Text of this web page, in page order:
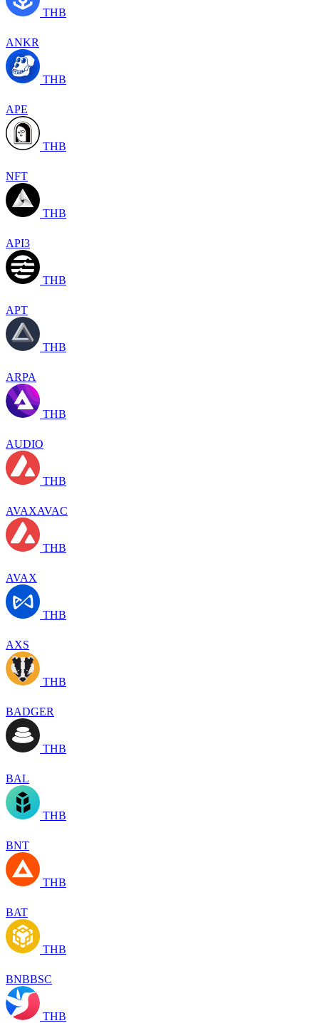
THB
ANKR
THB
APE
THB
NFT
THB
API3
THB
APT
THB
ARPA
THB
AUDIO
THB
AVAXAVAC
THB
AVAX
THB
AXS
THB
BADGER
THB
BAL
THB
BNT
THB
BAT
THB
BNBBSC
THB